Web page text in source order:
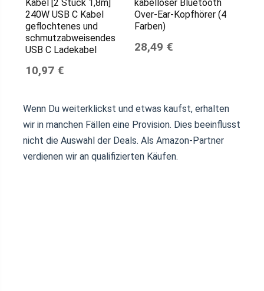
Kabel [2 Stück 1,8m]
240W USB C Kabel
geflochtenes und
schmutzabweisendes
USB C Ladekabel
10,97 €
kabelloser Bluetooth
Over-Ear-Kopfhörer (4
Farben)
28,49 €
Wenn Du weiterklickst und etwas kaufst, erhalten
wir in manchen Fällen eine Provision. Dies beeinflusst
nicht die Auswahl der Deals. Als Amazon-Partner
verdienen wir an qualifizierten Käufen.